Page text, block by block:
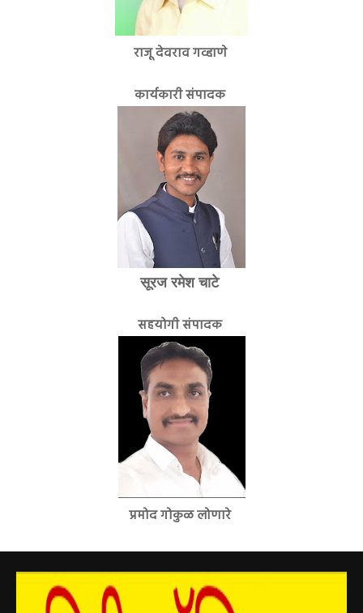
राजू देवराव गव्हाणे
कार्यकारी संपादक
सूरज रमेश चाटे
सहयोगी संपादक
प्रमोद गोकुळ लोणारे